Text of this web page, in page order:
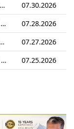
07.30.2026
07.28.2026
07.27.2026
07.25.2026